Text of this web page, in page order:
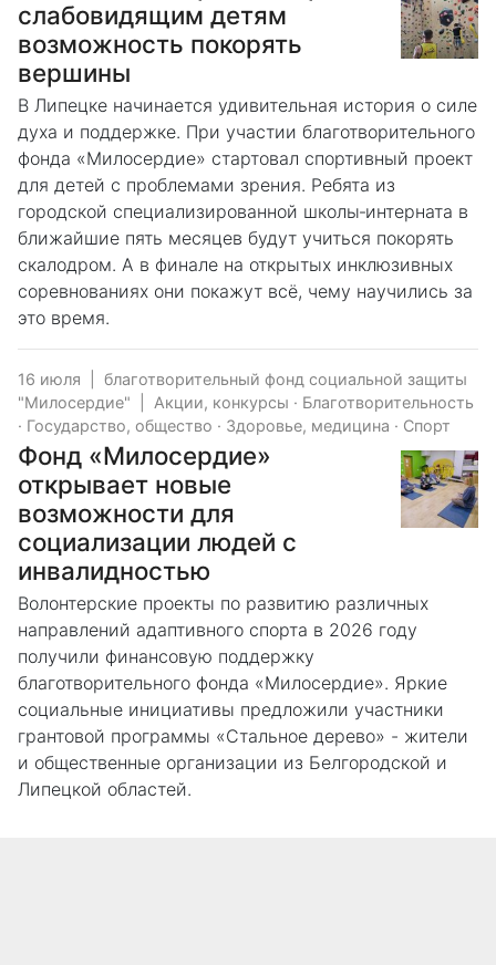
слабовидящим детям
возможность покорять
вершины
В Липецке начинается удивительная история о силе
духа и поддержке. При участии благотворительного
фонда «Милосердие» стартовал спортивный проект
для детей с проблемами зрения. Ребята из
городской специализированной школы‑интерната в
ближайшие пять месяцев будут учиться покорять
скалодром. А в финале на открытых инклюзивных
соревнованиях они покажут всё, чему научились за
это время.
16 июля
благотворительный фонд социальной защиты
"Милосердие"
Акции, конкурсы · Благотворительность
· Государство, общество · Здоровье, медицина · Спорт
Фонд «Милосердие»
открывает новые
возможности для
социализации людей с
инвалидностью
Волонтерские проекты по развитию различных
направлений адаптивного спорта в 2026 году
получили финансовую поддержку
благотворительного фонда «Милосердие». Яркие
социальные инициативы предложили участники
грантовой программы «Стальное дерево» - жители
и общественные организации из Белгородской и
Липецкой областей.